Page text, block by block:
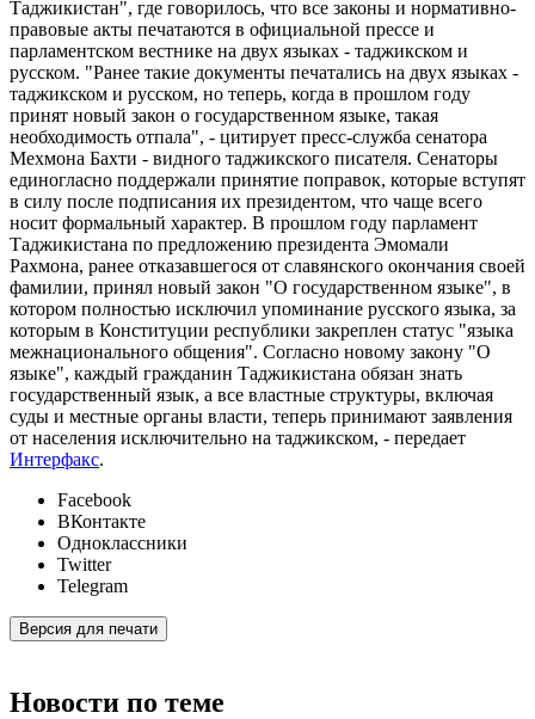
Таджикистан", где говорилось, что все законы и нормативно-
правовые акты печатаются в официальной прессе и
парламентском вестнике на двух языках - таджикском и
русском. "Ранее такие документы печатались на двух языках -
таджикском и русском, но теперь, когда в прошлом году
принят новый закон о государственном языке, такая
необходимость отпала", - цитирует пресс-служба сенатора
Мехмона Бахти - видного таджикского писателя. Сенаторы
единогласно поддержали принятие поправок, которые вступят
в силу после подписания их президентом, что чаще всего
носит формальный характер. В прошлом году парламент
Таджикистана по предложению президента Эмомали
Рахмона, ранее отказавшегося от славянского окончания своей
фамилии, принял новый закон "О государственном языке", в
котором полностью исключил упоминание русского языка, за
которым в Конституции республики закреплен статус "языка
межнационального общения". Согласно новому закону "О
языке", каждый гражданин Таджикистана обязан знать
государственный язык, а все властные структуры, включая
суды и местные органы власти, теперь принимают заявления
от населения исключительно на таджикском, - передает
Интерфакс.
Facebook
ВКонтакте
Одноклассники
Twitter
Telegram
Версия для печати
Новости по теме